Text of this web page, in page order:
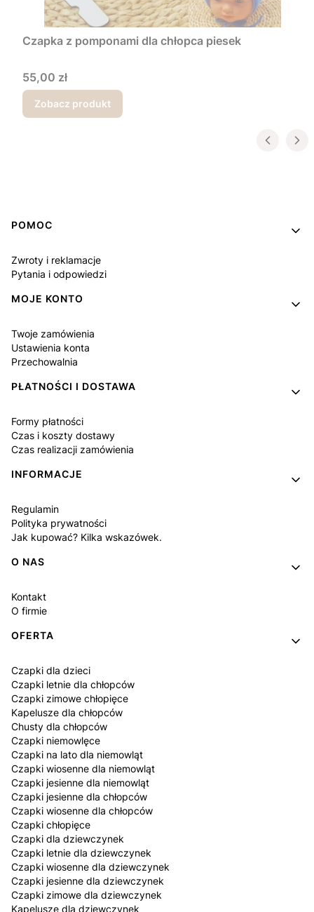
Czapka z pomponami dla chłopca piesek
Cena
55,00 zł
Zobacz produkt
Linki w stopce
POMOC
Zwroty i reklamacje
Pytania i odpowiedzi
MOJE KONTO
Twoje zamówienia
Ustawienia konta
Przechowalnia
PŁATNOŚCI I DOSTAWA
Formy płatności
Czas i koszty dostawy
Czas realizacji zamówienia
INFORMACJE
Regulamin
Polityka prywatności
Jak kupować? Kilka wskazówek.
O NAS
Kontakt
O firmie
OFERTA
Czapki dla dzieci
Czapki letnie dla chłopców
Czapki zimowe chłopięce
Kapelusze dla chłopców
Chusty dla chłopców
Czapki niemowlęce
Czapki na lato dla niemowląt
Czapki wiosenne dla niemowląt
Czapki jesienne dla niemowląt
Czapki jesienne dla chłopców
Czapki wiosenne dla chłopców
Czapki chłopięce
Czapki dla dziewczynek
Czapki letnie dla dziewczynek
Czapki wiosenne dla dziewczynek
Czapki jesienne dla dziewczynek
Czapki zimowe dla dziewczynek
Kapelusze dla dziewczynek